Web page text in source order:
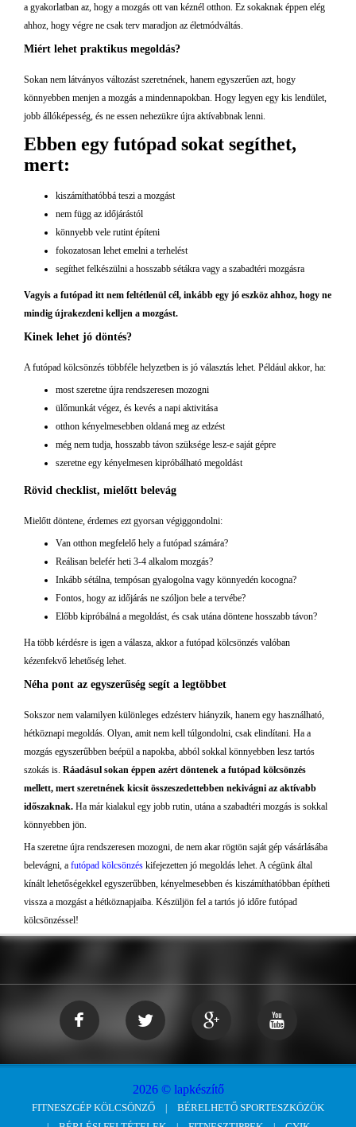
a gyakorlatban az, hogy a mozgás ott van kéznél otthon. Ez sokaknak éppen elég
ahhoz, hogy végre ne csak terv maradjon az életmódváltás.
Miért lehet praktikus megoldás?
Sokan nem látványos változást szeretnének, hanem egyszerűen azt, hogy
könnyebben menjen a mozgás a mindennapokban. Hogy legyen egy kis lendület,
jobb állóképesség, és ne essen nehezükre újra aktívabbnak lenni.
Ebben egy futópad sokat segíthet,
mert:
kiszámíthatóbbá teszi a mozgást
nem függ az időjárástól
könnyebb vele rutint építeni
fokozatosan lehet emelni a terhelést
segíthet felkészülni a hosszabb sétákra vagy a szabadtéri mozgásra
Vagyis a futópad itt nem feltétlenül cél, inkább egy jó eszköz ahhoz, hogy ne
mindig újrakezdeni kelljen a mozgást.
Kinek lehet jó döntés?
A futópad kölcsönzés többféle helyzetben is jó választás lehet. Például akkor, ha:
most szeretne újra rendszeresen mozogni
ülőmunkát végez, és kevés a napi aktivitása
otthon kényelmesebben oldaná meg az edzést
még nem tudja, hosszabb távon szüksége lesz-e saját gépre
szeretne egy kényelmesen kipróbálható megoldást
Rövid checklist, mielőtt belevág
Mielőtt döntene, érdemes ezt gyorsan végiggondolni:
Van otthon megfelelő hely a futópad számára?
Reálisan belefér heti 3-4 alkalom mozgás?
Inkább sétálna, tempósan gyalogolna vagy könnyedén kocogna?
Fontos, hogy az időjárás ne szóljon bele a tervébe?
Előbb kipróbálná a megoldást, és csak utána döntene hosszabb távon?
Ha több kérdésre is igen a válasza, akkor a futópad kölcsönzés valóban
kézenfekvő lehetőség lehet.
Néha pont az egyszerűség segít a legtöbbet
Sokszor nem valamilyen különleges edzésterv hiányzik, hanem egy használható,
hétköznapi megoldás. Olyan, amit nem kell túlgondolni, csak elindítani. Ha a
mozgás egyszerűbben beépül a napokba, abból sokkal könnyebben lesz tartós
szokás is. Ráadásul sokan éppen azért döntenek a futópad kölcsönzés
mellett, mert szeretnének kicsit összeszedettebben nekivágni az aktívabb
időszaknak. Ha már kialakul egy jobb rutin, utána a szabadtéri mozgás is sokkal
könnyebben jön.
Ha szeretne újra rendszeresen mozogni, de nem akar rögtön saját gép vásárlásába
belevágni, a futópad kölcsönzés kifejezetten jó megoldás lehet. A cégünk által
kínált lehetőségekkel egyszerűbben, kényelmesebben és kiszámíthatóbban építheti
vissza a mozgást a hétköznapjaiba. Készüljön fel a tartós jó időre futópad
kölcsönzéssel!
2026 © lapkészítő
FITNESZGÉP KÖLCSÖNZŐ
BÉRELHETŐ SPORTESZKÖZÖK